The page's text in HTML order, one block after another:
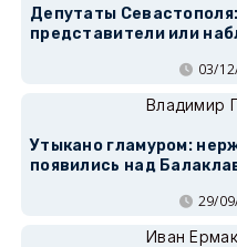
Депутаты
представители или
03/
Владимир
Утыкано гламуром:
появились над
29/
Иван